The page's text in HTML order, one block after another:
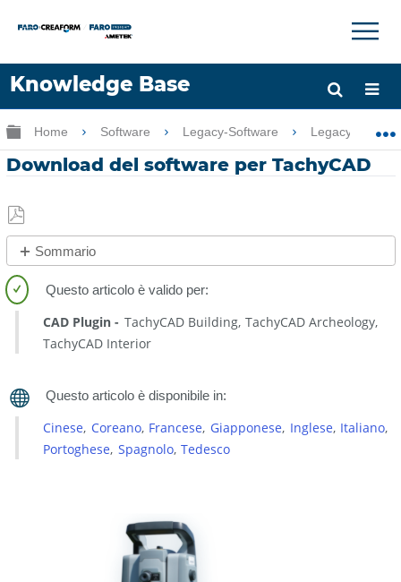
Knowledge Base
Lingua
Chiedere aiuto Accesso
×
Ingrandisci/riduci gerarchia globale
Home Software Legacy-Software Legacy-
Download del software per TachyCAD
Salva
come
PDF
Sommario
rapida
Preparazione
precedenti
CAD Plugin TachyCAD Building TachyCAD Archeology
TachyCAD Interior
Cinese Coreano Francese Giapponese Inglese Italiano
Portoghese Spagnolo Tedesco